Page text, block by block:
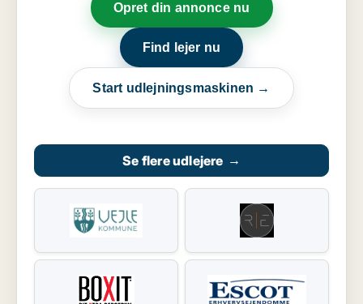
Opret din annonce nu
Find lejer nu
Start udlejningsmaskinen →
Se flere udlejere →